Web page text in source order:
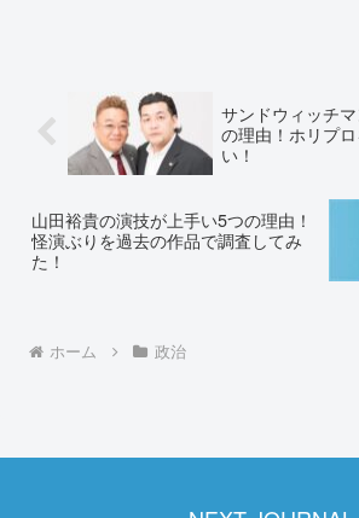
サンドウィッチ
の理由！ホリプ
い！
山田裕貴の演技が上手い5つの理由！
怪演ぶりを過去の作品で調査してみ
た！
ホーム 政治